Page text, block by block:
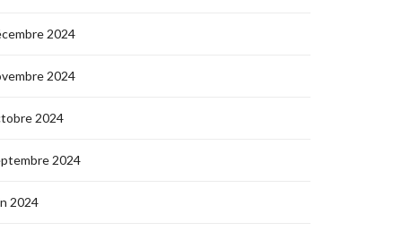
2024
2024
2024
2024
2024